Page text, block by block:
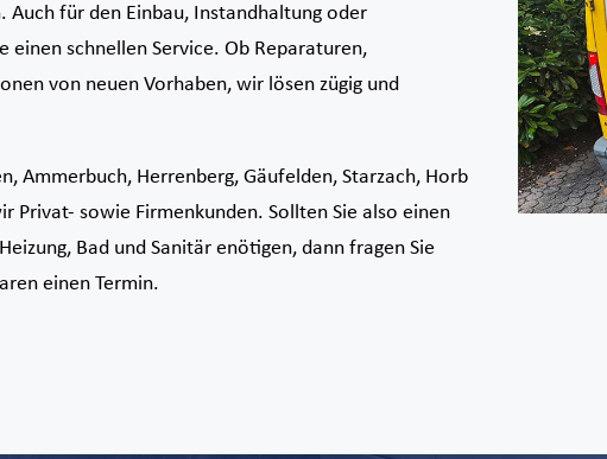
Auch für den Einbau, Instandhaltung oder
einen schnellen Service. Ob Reparaturen,
von neuen Vorhaben, wir lösen zügig und
Ammerbuch, Herrenberg, Gäufelden, Starzach, Horb
Privat- sowie Firmenkunden. Sollten Sie also einen
Bad und Sanitär enötigen, dann fragen Sie
einen Termin.